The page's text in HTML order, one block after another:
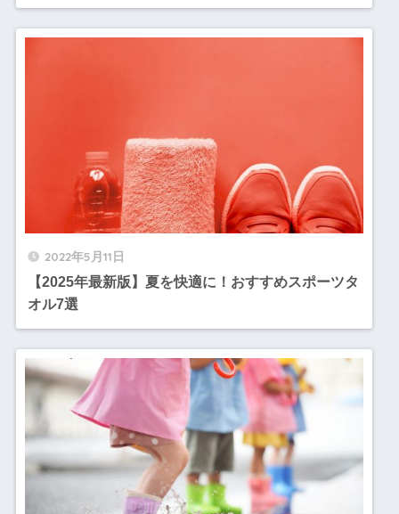
2022年5月11日
【2025年最新版】夏を快適に！おすすめスポーツタ
オル7選